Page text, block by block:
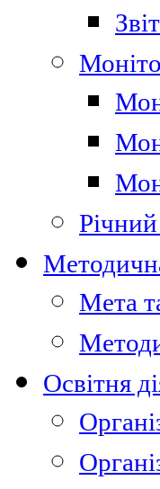
Мета
Освітня